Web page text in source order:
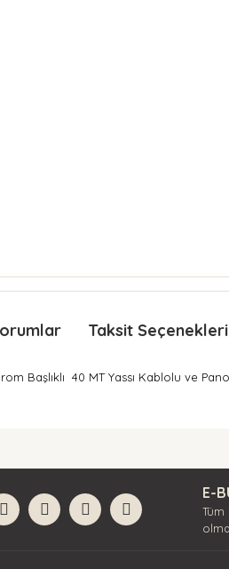
Taksit Seçenekleri
Başlıklı 40 MT Yassı Kablolu ve
eksik bilgiler bulunuyor.
E-